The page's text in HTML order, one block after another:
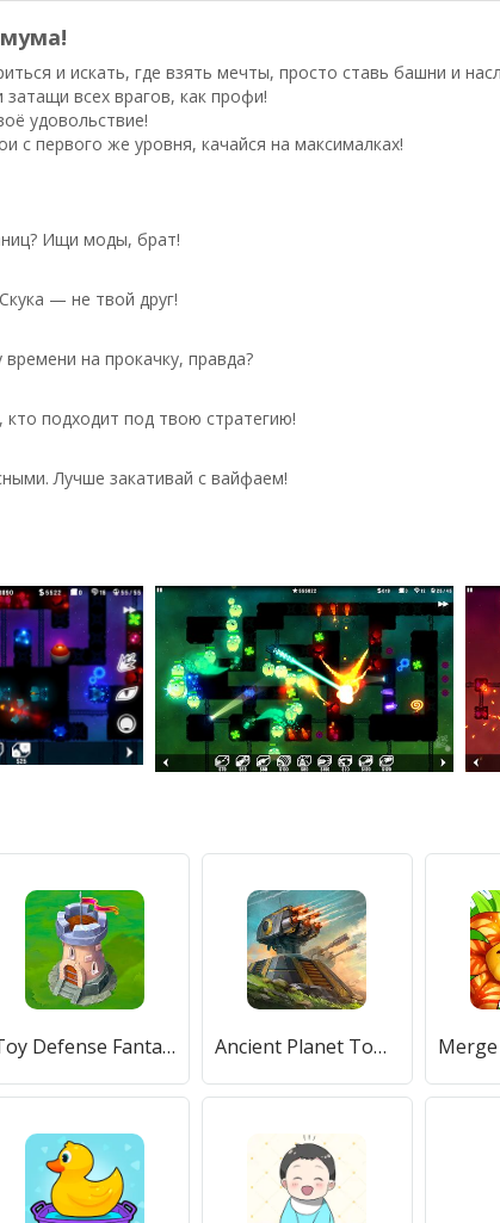
и искать, где взять мечты, просто ставь башни и
всех врагов, как профи!
удовольствие!
с первого же уровня, качайся на максималках!
Ищи моды, брат!
— не твой друг!
на прокачку, правда?
подходит под твою стратегию!
Лучше закативай с вайфаем!
Toy Defense Fantasy — Tower Defense Game Ancient Planet Tower Defense Offline